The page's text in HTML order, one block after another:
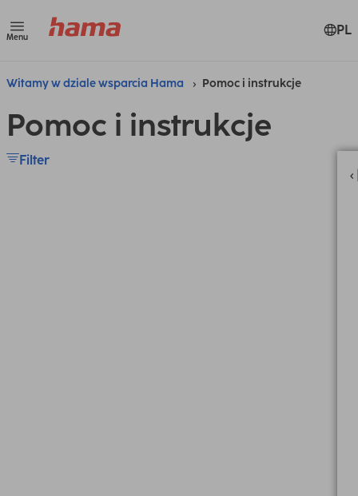
Menu PL
Witamy w dziale wsparcia Hama Pomoc i instrukcje
Pomoc i instrukcje
Filter